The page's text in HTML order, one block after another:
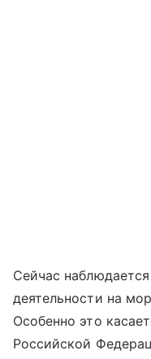
Сейчас
деятельности на
Особенно это
Российской